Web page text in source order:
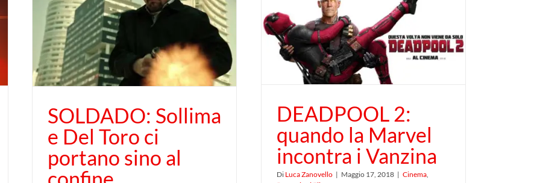
SOLDADO: Sollima
e Del Toro ci
portano sino al
DEADPOOL 2: quando la
Marvel incontra i Vanzina
DEADPOOL 2:
quando la Marvel
incontra i Vanzina
Di Luca Zanovello | Maggio 17, 2018 | Cinema,